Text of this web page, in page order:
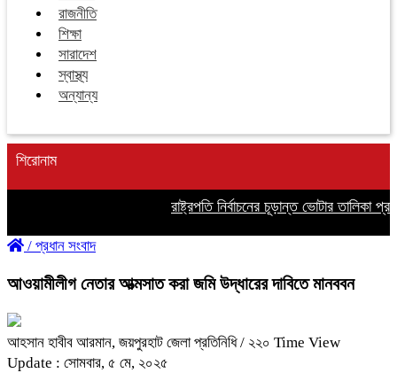
রাজনীতি
শিক্ষা
সারাদেশ
স্বাস্থ্য
অন্যান্য
শিরোনাম
রাষ্ট্রপতি নির্বাচনের চূড়ান্ত ভোটার তালিকা
/ প্রধান সংবাদ
আওয়ামীলীগ নেতার আত্মসাত করা জমি উদ্ধারের দাবিতে মানববন
আহসান হাবীব আরমান, জয়পুরহাট জেলা প্রতিনিধি/ ২২০ Time View
Update : সোমবার, ৫ মে, ২০২৫